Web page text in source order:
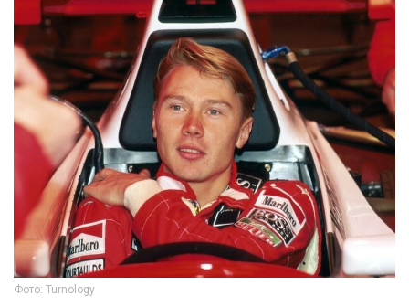
Фото: Turnology